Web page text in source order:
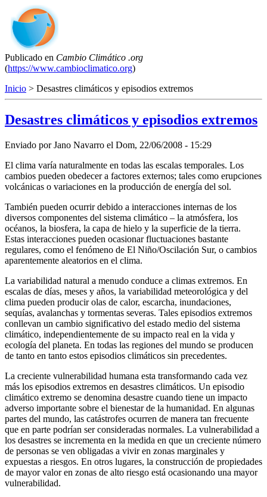
Publicado en Cambio Climático .org
(https://www.cambioclimatico.org)
Inicio > Desastres climáticos y episodios extremos
Desastres climáticos y episodios extremos
Enviado porJano Navarro el Dom, 22/06/2008 - 15:29
El clima varía naturalmente en todas las escalas temporales. Los
cambios pueden obedecer a factores externos; tales como erupciones
volcánicas o variaciones en la producción de energía del sol.
También pueden ocurrir debido a interacciones internas de los
diversos componentes del sistema climático – la atmósfera, los
océanos, la biosfera, la capa de hielo y la superficie de la tierra.
Estas interacciones pueden ocasionar fluctuaciones bastante
regulares, como el fenómeno de El Niño/Oscilación Sur, o cambios
aparentemente aleatorios en el clima.
La variabilidad natural a menudo conduce a climas extremos. En
escalas de días, meses y años, la variabilidad meteorológica y del
clima pueden producir olas de calor, escarcha, inundaciones,
sequías, avalanchas y tormentas severas. Tales episodios extremos
conllevan un cambio significativo del estado medio del sistema
climático, independientemente de su impacto real en la vida y
ecología del planeta. En todas las regiones del mundo se producen
de tanto en tanto estos episodios climáticos sin precedentes.
La creciente vulnerabilidad humana esta transformando cada vez
más los episodios extremos en desastres climáticos. Un episodio
climático extremo se denomina desastre cuando tiene un impacto
adverso importante sobre el bienestar de la humanidad. En algunas
partes del mundo, las catástrofes ocurren de manera tan frecuente
que en parte podrían ser consideradas normales. La vulnerabilidad a
los desastres se incrementa en la medida en que un creciente número
de personas se ven obligadas a vivir en zonas marginales y
expuestas a riesgos. En otros lugares, la construcción de propiedades
de mayor valor en zonas de alto riesgo está ocasionando una mayor
vulnerabilidad.